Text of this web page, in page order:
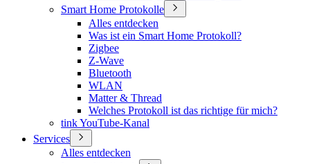
Smart Home Protokolle
Alles entdecken
Was ist ein Smart Home Protokoll?
Zigbee
Z-Wave
Bluetooth
WLAN
Matter & Thread
Welches Protokoll ist das richtige für mich?
tink YouTube-Kanal
Services
Alles entdecken